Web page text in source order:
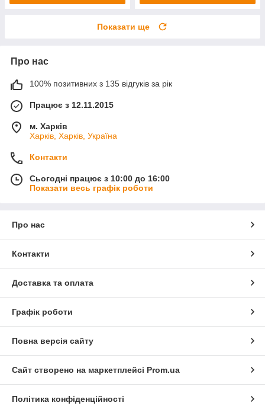
Показати ще
Про нас
100% позитивних з 135 відгуків за рік
Працює з 12.11.2015
м. Харків
Харків, Харків, Україна
Контакти
Сьогодні працює з 10:00 до 16:00
Показати весь графік роботи
Про нас
Контакти
Доставка та оплата
Графік роботи
Повна версія сайту
Сайт створено на маркетплейсі Prom.ua
Політика конфіденційності